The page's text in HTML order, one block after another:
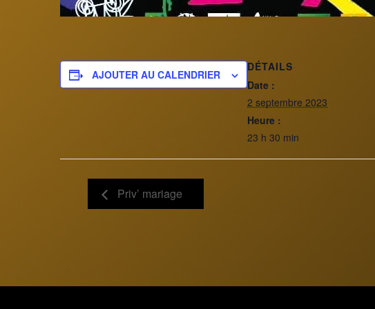
AJOUTER AU CALENDRIER
DÉTAILS
Date :
2 septembre 2023
Heure :
23 h 30 min
Priv’ mariage